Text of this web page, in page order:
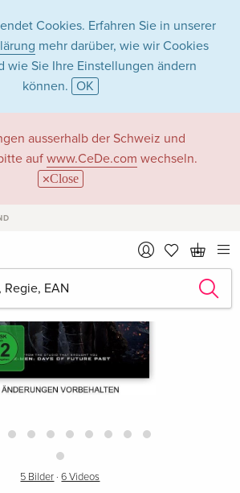
Cookies. Erfahren Sie in unserer
mehr darüber, wie wir Cookies
wie Sie Ihre Einstellungen ändern
können. OK
ausserhalb der Schweiz und
aufwww.CeDe.com wechseln.
Close
5 Bilder ·6 Videos